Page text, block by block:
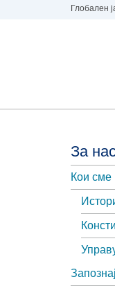
Глобален
За
Кои сме